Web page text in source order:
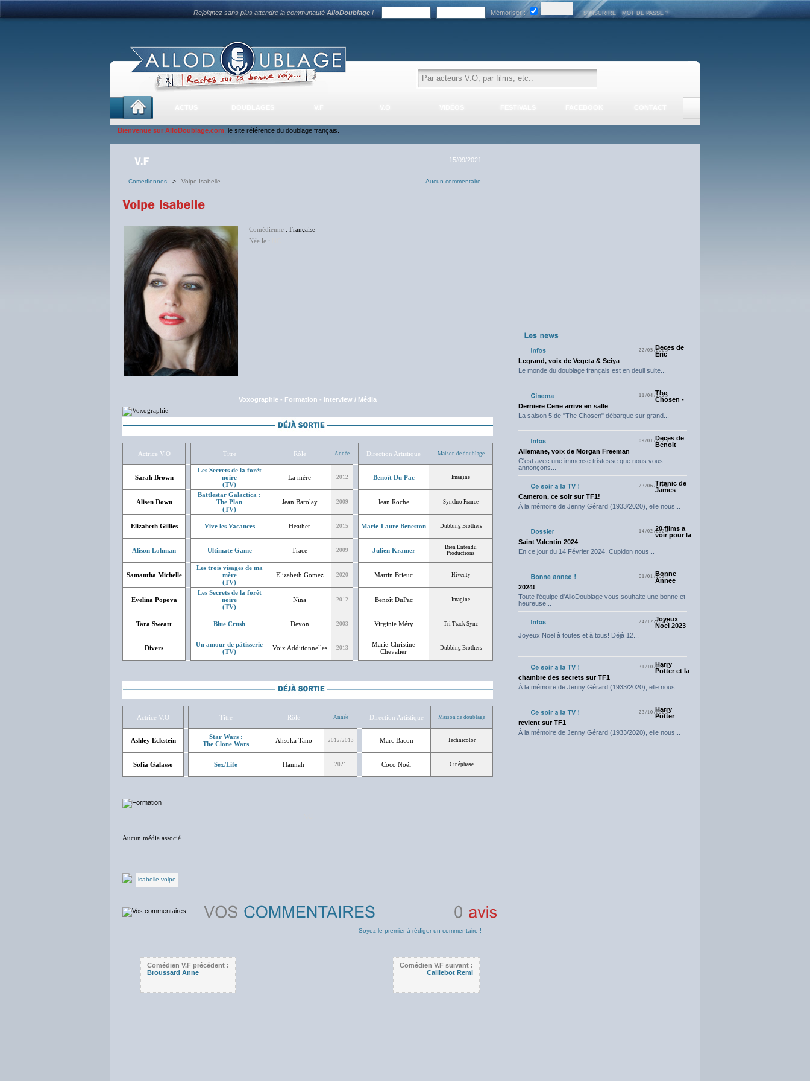
Rejoignez sans plus attendre la communautéAlloDoublage ! Mémoriser : -S'INSCRIRE -MOT DE PASSE ?
Bienvenue sur AlloDoublage.com , le site référence du doublage français.
15/09/2021
Comediennes > Volpe Isabelle Aucun commentaire
Comédienne : Française
Née le :
Voxographie - Formation - Interview / Média
Actrice V.O Titre Rôle Année Direction Artistique Maison de doublage
Sarah Brown
Les Secrets de la forêt
noire
(TV)
La mère 2012 Benoît Du Pac Imagine
Alisen Down
Battlestar Galactica :
The Plan
(TV)
Jean Barolay 2009 Jean Roche Synchro France
Elizabeth Gillies Vive les Vacances Heather 2015 Marie-Laure Beneston Dubbing Brothers
Alison Lohman Ultimate Game Trace 2009 Julien Kramer
Bien Entendu
Productions
Samantha Michelle
Les trois visages de ma
mère
(TV)
Elizabeth Gomez 2020 Martin Brieuc Hiventy
Evelina Popova
Les Secrets de la forêt
noire
(TV)
Nina 2012 Benoît DuPac Imagine
Tara Sweatt Blue Crush Devon 2003 Virginie Méry Tri Track Sync
Divers
Un amour de pâtisserie
(TV)
Voix Additionnelles 2013
Marie-Christine
Chevalier
Dubbing Brothers
Actrice V.O Titre Rôle Année Direction Artistique Maison de doublage
Ashley Eckstein
Star Wars :
The Clone Wars
Ahsoka Tano 2012/2013 Marc Bacon Technicolor
Sofia Galasso Sex/Life Hannah 2021 Coco Noël Cinéphase
Aucun média associé.
isabelle volpe
Soyez le premier à rédiger un commentaire !
Comédien V.F précédent :
Broussard Anne
Comédien V.F suivant :
Caillebot Remi
22/05/2025Deces de
Eric
Legrand, voix de Vegeta & Seiya
Le monde du doublage français est en deuil suite...
11/04/2025
The
Chosen -
Derniere Cene arrive en salle
La saison 5 de "The Chosen" débarque sur grand...
09/01/2025Deces de
Benoit
Allemane, voix de Morgan Freeman
C'est avec une immense tristesse que nous vous
annonçons...
23/06/2024Titanic de
James
Cameron, ce soir sur TF1!
À la mémoire de Jenny Gérard (1933/2020), elle nous...
14/02/202420 films a
voir pour la
Saint Valentin 2024
En ce jour du 14 Février 2024, Cupidon nous...
01/01/2024
Bonne
Annee
2024!
Toute l'équipe d'AlloDoublage vous souhaite une bonne et
heureuse...
24/12/2023
Joyeux
Noel 2023
Joyeux Noël à toutes et à tous! Déjà 12...
31/10/2023
Harry
Potter et la
chambre des secrets sur TF1
À la mémoire de Jenny Gérard (1933/2020), elle nous...
23/10/2023
Harry
Potter
revient sur TF1
À la mémoire de Jenny Gérard (1933/2020), elle nous...